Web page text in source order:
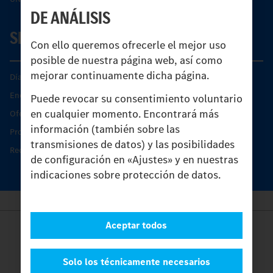
DE ANÁLISIS
Con ello queremos ofrecerle el mejor uso
posible de nuestra página web, así como
mejorar continuamente dicha página.
Puede revocar su consentimiento voluntario
en cualquier momento. Encontrará más
información (también sobre las
transmisiones de datos) y las posibilidades
de configuración en «Ajustes» y en nuestras
indicaciones sobre protección de datos.
Solo los técnicamente necesarios
Aceptar todos
SERVICIO
Días de Servicio del Unimog
Encontrar un socio
Oferta de servicio del Unimog
Productos de piezas y servicio
Recambios originales
Provider
Contacto